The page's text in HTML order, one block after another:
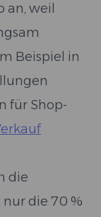
an, weil
Beispiel in
für Shop-
die
nur die 70 %